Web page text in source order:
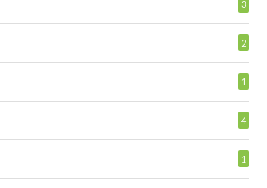
3
2
1
4
1